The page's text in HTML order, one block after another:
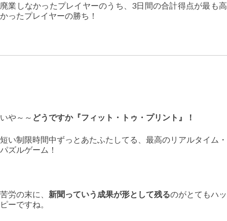
廃業しなかったプレイヤーのうち、3日間の合計得点が最も高
かったプレイヤーの勝ち！
いや～～ どうですか『フィット・トゥ・プリント』！
短い制限時間中ずっとあたふたしてる、最高のリアルタイム・
パズルゲーム！
苦労の末に、 新聞っていう成果が形として残るのがとてもハッ
ピーですね。